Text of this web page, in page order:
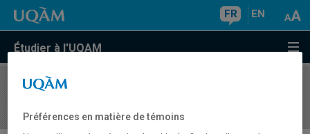
FR EN
Étudier à l'UQAM
COURS//
Préférences en matière de témoins